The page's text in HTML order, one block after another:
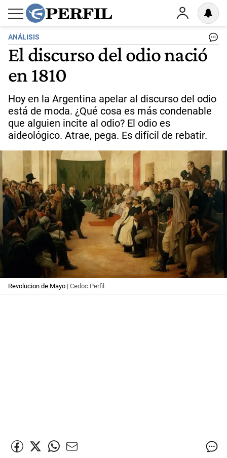
ANÁLISIS
El discurso del odio nació
en 1810
Hoy en la Argentina apelar al discurso del odio
está de moda. ¿Qué cosa es más condenable
que alguien incite al odio? El odio es
aideológico. Atrae, pega. Es difícil de rebatir.
Revolucion de Mayo | Cedoc Perfil